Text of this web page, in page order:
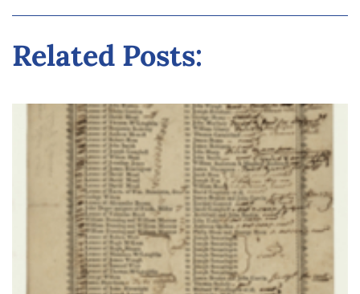
Related Posts: